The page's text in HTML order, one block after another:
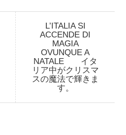
L’ITALIA SI
ACCENDE DI
MAGIA
OVUNQUE A
NATALE イタ
リア中がクリスマ
スの魔法で輝きま
す。